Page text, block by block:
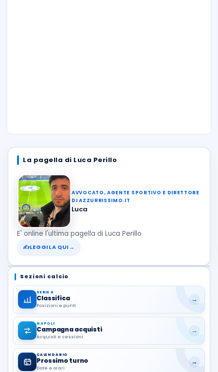
La pagella di Luca Perillo
AVVOCATO, AGENTE SPORTIVO E DIRETTORE
DI AZZURRISSIMO.IT
Luca
E' online l'ultima pagella di Luca Perillo
✍LEGGILA QUI →
Sezioni calcio
SERIE A
Classifica
Posizioni e punti
→
NAPOLI
Campagna acquisti
Acquisti e cessioni
→
CALENDARIO
Prossimo turno
Date e orari
→